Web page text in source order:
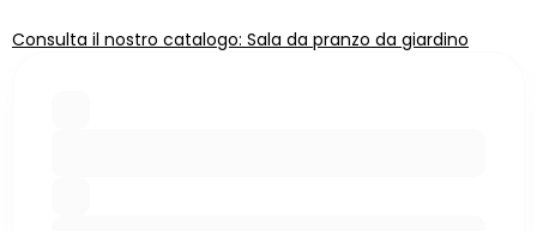
Consulta il nostro catalogo: Sala da pranzo da giardino